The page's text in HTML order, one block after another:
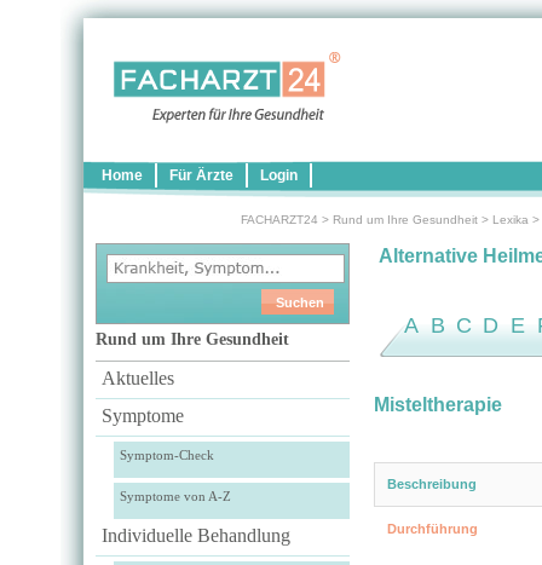
Home Für Ärzte Login
FACHARZT24 > Rund um Ihre Gesundheit > Lexika >
Rund um Ihre Gesundheit
Aktuelles
Symptome
Symptom-Check
Symptome von A-Z
Individuelle Behandlung
Alternative
A B C D E
Misteltherapie
Beschreibung
Durchführung